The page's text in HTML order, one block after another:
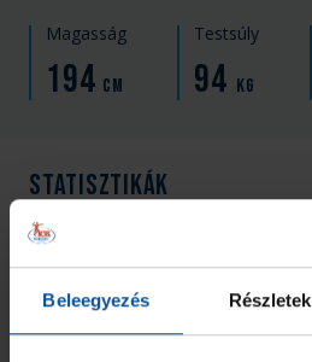
Beleegyezés Részletek
Magasság
194 cm
Testsúly
94 kg
Statisztikák
2023/2024